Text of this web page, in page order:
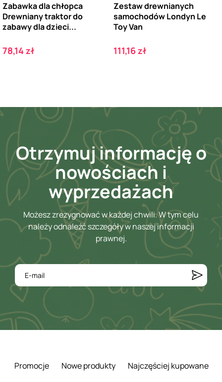
Zabawka dla chłopca
Drewniany traktor do
zabawy dla dzieci...
Cena
78,14 zł
Zestaw drewnianych
samochodów Londyn Le
Toy Van
Cena
111,16 zł
Otrzymuj informację o
nowościach i
wyprzedażach
Możesz zrezygnować w każdej chwili. W tym celu
należy odnaleźć szczegóły w naszej informacji
prawnej.
Promocje Nowe produkty Najczęściej kupowane